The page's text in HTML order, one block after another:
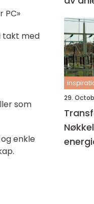
PC»
takt med
som
enkle
29.